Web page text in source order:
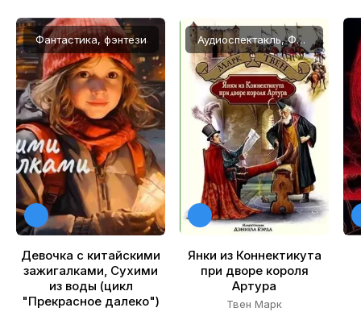
13
14
15
16
17
18
19
20
Фантастика, фэнтези
Девочка с китайскими
зажигалками, Сухими
из воды (цикл
"Прекрасное далеко")
Аудиоспектакль, Фантастика, фэнтези, Приключения
Янки из Коннектикута
при дворе короля
Артура
Твен Марк